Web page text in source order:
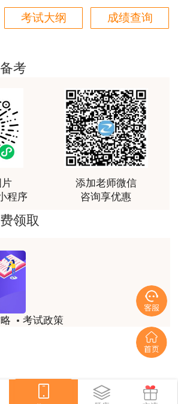
工核查适用人员的办理方式
件所需的证明义务和证明内容、
查权力和报考人员的配合义务
报名系统填报信息后，按报名地
规定办理相关事项，提交相关证
若一经发现报考人员所填信息与
格的，或者未按照资格审核部门
诺的处理
织机构在核查中发现报考人员
，给予其考试报名无效的处理，
织机构在核查或者日常监管中
最好的老师，我们同事好几个都是
心解答，购买体验很不错。
！
讲义！认真对待，无限可能!
买的课程，没时间学，就看了冲刺
老师一遍课胜过自学十遍书！
考试大纲 成绩查询
考
程序
添加老师微信
咨询享优惠
领取
考试政策